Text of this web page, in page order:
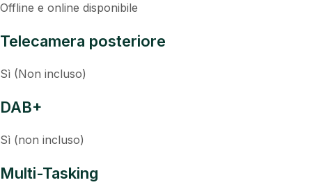
Offline e online disponibile
Telecamera posteriore
Sì (Non incluso)
DAB+
Sì (non incluso)
Multi-Tasking